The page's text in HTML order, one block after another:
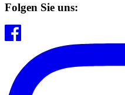
Folgen Sie uns: